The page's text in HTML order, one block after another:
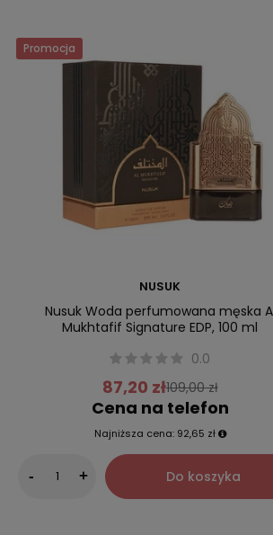
Promocja
NUSUK
Nusuk Woda perfumowana męska
Mukhtafif Signature EDP, 100 ml
0.0
87,20 zł109,00 zł
Cena na telefon
Najniższa cena: 92,65 zł
- + Do koszyka